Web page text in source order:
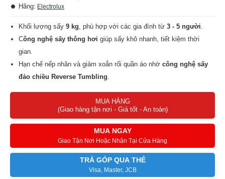
Hãng: Electrolux
Khối lượng sấy 9 kg, phù hợp với các gia đình từ 3 - 5 người.
Công nghệ sấy thông hơi giúp sấy khô nhanh, tiết kiệm thời
gian.
Hạn chế nếp nhăn và giảm xoắn rối quần áo nhờ công nghệ sấy
đảo chiều Reverse Tumbling.
Tùy chỉnh thời gian, mức độ sấy và nhiệt độ sấy
MUA HÀNG
(Giao hàng tận nơi - Giá tốt - An toàn)
MUA NGAY
Giao Tận Nơi Hoặc Nhận Tại Cửa Hàng
TRẢ GÓP QUA THẺ
Visa, Master, JCB